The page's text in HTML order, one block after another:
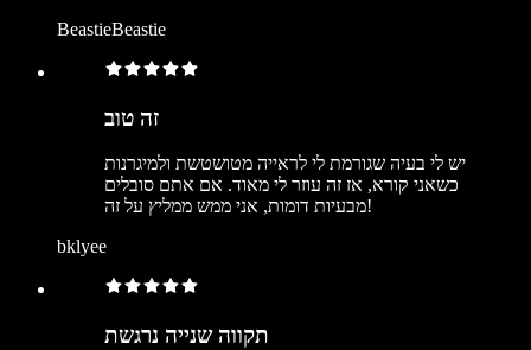
BeastieBeastie
זה טוב
יש לי בעיה שגורמת לי לראייה מטושטשת ולמיגרנות
כשאני קורא, אז זה עוזר לי מאוד. אם אתם סובלים
מבעיות דומות, אני ממש ממליץ על זה!
bklyee
תקווה שנייה נרגשת